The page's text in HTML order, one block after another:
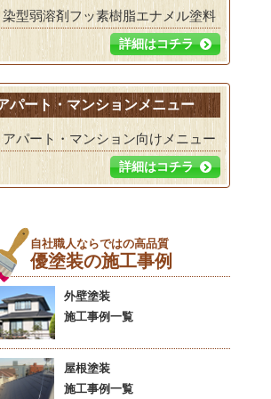
染型弱溶剤フッ素樹脂エナメル塗料
詳細はコチラ
パート・マンションメニュー
アパート・マンション向けメニュー
詳細はコチラ
自社職人ならではの高品質
優塗装の施工事例
外壁塗装
施工事例一覧
屋根塗装
施工事例一覧